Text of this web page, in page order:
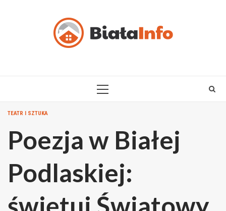
PRIMARY
TEATR I SZTUKA
Poezja w Białej
Podlaskiej: